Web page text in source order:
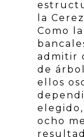
la
Como
admitir
de
ellos
ocho